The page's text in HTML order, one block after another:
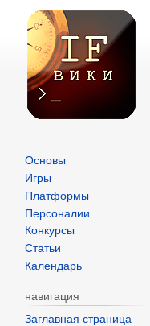
Основы
Игры
Платформы
Персоналии
Конкурсы
Статьи
Календарь
навигация
Заглавная страница